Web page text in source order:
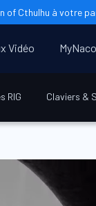
of Cthulhu à votre
RIG Claviers &
Vidéo